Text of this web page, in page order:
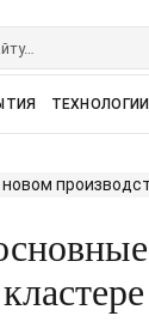
ТЕХНОЛОГИИ